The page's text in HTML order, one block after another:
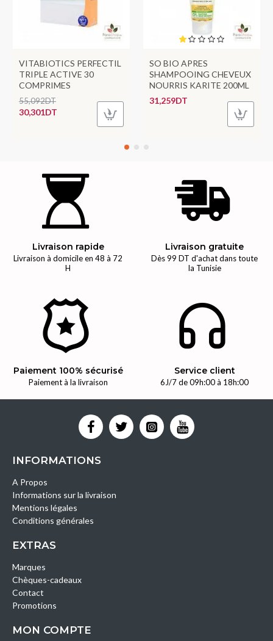
VITABIOTICS PERFECTIL
TRIPLE ACTIVE 30
COMPRIMES
30,301DT
55,092DT
SO BIO APRES
SHAMPOOING CHEVEUX
NOURRIS KARITE 200ML
31,259DT
Livraison rapide
Livraison à domicile en 48 à 72
H
Livraison gratuite
Dès 99 DT d'achat dans toute
la Tunisie
Paiement 100% sécurisé
Paiement à la livraison
Service client
6J/7 de 09h:00 à 18h:00
INFORMATIONS
A Propos
Informations sur la livraison
Mentions légales
Conditions générales
EXTRAS
Marques
Chèques-cadeaux
Contact
Promotions
MON COMPTE